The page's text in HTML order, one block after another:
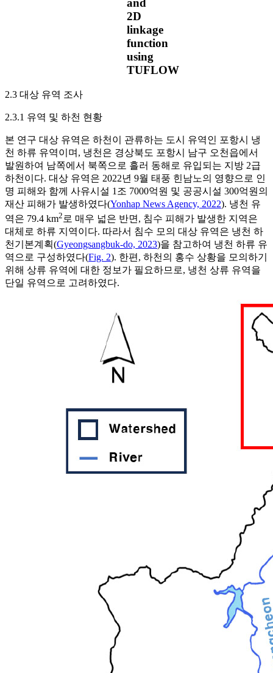
and
2D
linkage
function
using
TUFLOW
2.3 대상 유역 조사
2.3.1 유역 및 하천 현황
본 연구 대상 유역은 하천이 관류하는 도시 유역인 포항시 냉
천 하류 유역이며, 냉천은 경상북도 포항시 남구 오천읍에서
발원하여 남쪽에서 북쪽으로 흘러 동해로 유입되는 지방 2급
하천이다. 대상 유역은 2022년 9월 태풍 힌남노의 영향으로 인
명 피해와 함께 사유시설 1조 7000억원 및 공공시설 300억원의
재산 피해가 발생하였다(Yonhap News Agency, 2022). 냉천 유
역은 79.4 km2 로 매우 넓은 반면, 침수 피해가 발생한 지역은
대체로 하류 지역이다. 따라서 침수 모의 대상 유역은 냉천 하
천기본계획(Gyeongsangbuk-do, 2023)을 참고하여 냉천 하류 유
역으로 구성하였다(Fig. 2). 한편, 하천의 홍수 상황을 모의하기
위해 상류 유역에 대한 정보가 필요하므로, 냉천 상류 유역을
단일 유역으로 고려하였다.